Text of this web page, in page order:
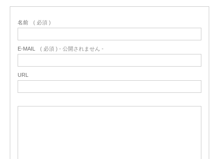
名前 ( 必須 )
E-MAIL ( 必須 ) - 公開されません -
URL